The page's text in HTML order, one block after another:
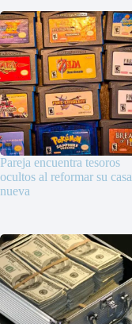
Pareja encuentra tesoros
ocultos al reformar su casa
nueva